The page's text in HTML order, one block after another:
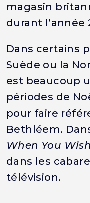
magasin
durant l’année
Dans certains
Suède ou la
est beaucoup
périodes de
pour faire
Bethléem.
When You
dans les
télévision.